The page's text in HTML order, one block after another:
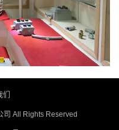
司 All Rights Reserved